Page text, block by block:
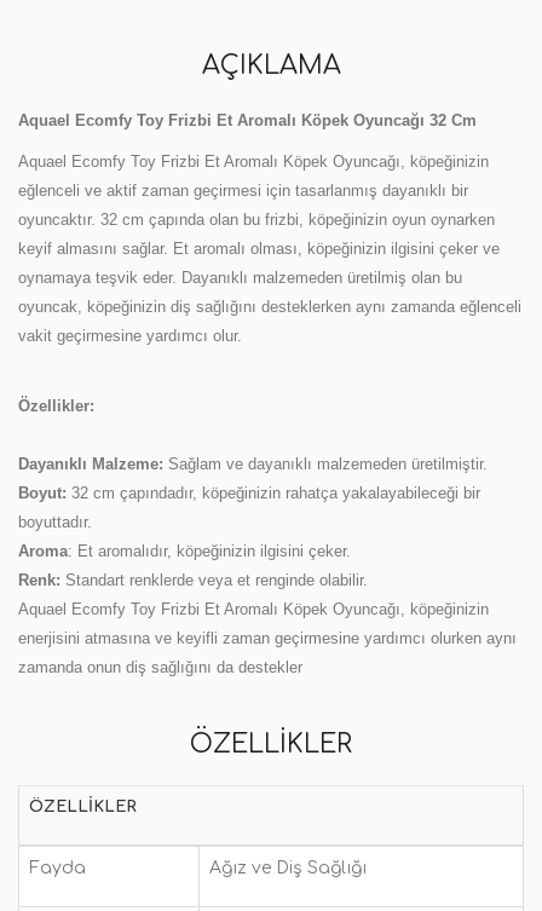
AÇIKLAMA
Aquael Ecomfy Toy Frizbi Et Aromalı Köpek Oyuncağı 32 Cm
Aquael Ecomfy Toy Frizbi Et Aromalı Köpek Oyuncağı, köpeğinizin
eğlenceli ve aktif zaman geçirmesi için tasarlanmış dayanıklı bir
oyuncaktır. 32 cm çapında olan bu frizbi, köpeğinizin oyun oynarken
keyif almasını sağlar. Et aromalı olması, köpeğinizin ilgisini çeker ve
oynamaya teşvik eder. Dayanıklı malzemeden üretilmiş olan bu
oyuncak, köpeğinizin diş sağlığını desteklerken aynı zamanda eğlenceli
vakit geçirmesine yardımcı olur.
Özellikler:
Dayanıklı Malzeme: Sağlam ve dayanıklı malzemeden üretilmiştir.
Boyut: 32 cm çapındadır, köpeğinizin rahatça yakalayabileceği bir
boyuttadır.
Aroma: Et aromalıdır, köpeğinizin ilgisini çeker.
Renk: Standart renklerde veya et renginde olabilir.
Aquael Ecomfy Toy Frizbi Et Aromalı Köpek Oyuncağı, köpeğinizin
enerjisini atmasına ve keyifli zaman geçirmesine yardımcı olurken aynı
zamanda onun diş sağlığını da destekler
ÖZELLIKLER
ÖZELLIKLER
Fayda Ağız ve Diş Sağlığı